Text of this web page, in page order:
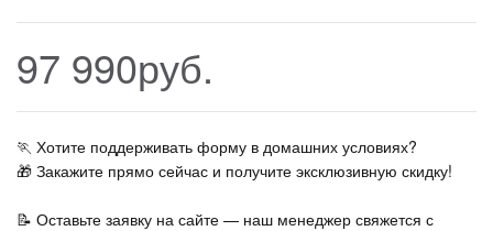
97 990руб.
🏃‍ Хотите поддерживать форму в домашних условиях?
🎁 Закажите прямо сейчас и получите эксклюзивную скидку!
📝 Оставьте заявку на сайте — наш менеджер свяжется с